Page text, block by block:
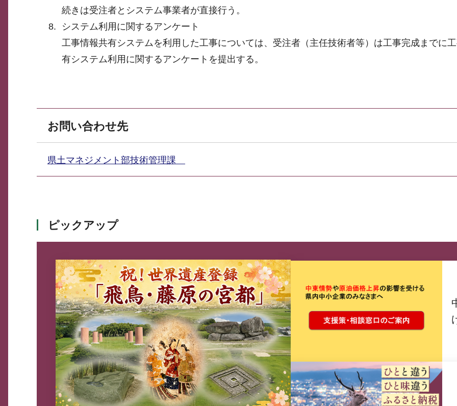
続きは受注者とシステム事業者が直接行う。
システム利用に関するアンケート
工事情報共有システムを利用した工事については、受注者（主任技術者等）は工事完成までに
有システム利用に関するアンケートを提出する。
お問い合わせ先
県土マネジメント部技術管理課
ピックアップ